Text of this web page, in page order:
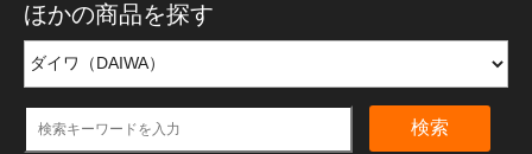
ほかの商品を探す
検索